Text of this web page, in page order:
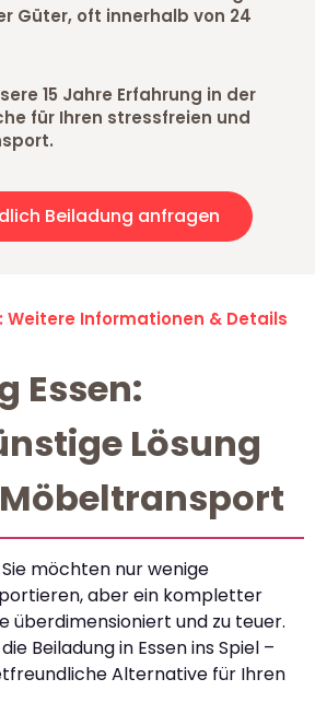
Güter, oft innerhalb von 24
15 Jahre Erfahrung in der
für Ihren stressfreien und
Beiladung anfragen
Weitere Informationen & Details
Essen:
Lösung
möchten nur wenige
aber ein kompletter
überdimensioniert und zu teuer.
Beiladung in Essen ins Spiel –
Alternative für Ihren